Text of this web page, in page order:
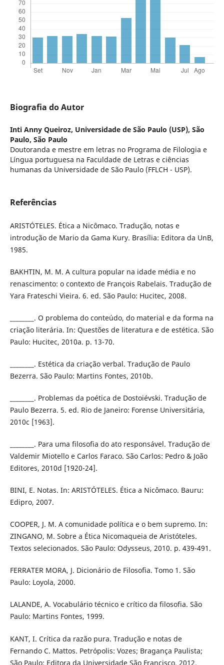
Biografia do Autor
Inti Anny Queiroz, Universidade de São Paulo (USP), São
Paulo, São Paulo
Doutoranda e mestre em letras no Programa de Filologia e
Língua portuguesa na Faculdade de Letras e ciências
humanas da Universidade de São Paulo (FFLCH - USP).
Referências
ARISTÓTELES. Ética a Nicômaco. Tradução, notas e
introdução de Mario da Gama Kury. Brasília: Editora da UnB,
1985.
BAKHTIN, M. M. A cultura popular na idade média e no
renascimento: o contexto de François Rabelais. Tradução de
Yara Frateschi Vieira. 6. ed. São Paulo: Hucitec, 2008.
________. O problema do conteúdo, do material e da forma na
criação literária. In: Questões de literatura e de estética. São
Paulo: Hucitec, 2010a. p. 13-70.
________. Estética da criação verbal. Tradução de Paulo
Bezerra. São Paulo: Martins Fontes, 2010b.
________. Problemas da poética de Dostoiévski. Tradução de
Paulo Bezerra. 5. ed. Rio de Janeiro: Forense Universitária,
2010c [1963].
________. Para uma filosofia do ato responsável. Tradução de
Valdemir Miotello e Carlos Faraco. São Carlos: Pedro & João
Editores, 2010d [1920-24].
BINI, E. Notas. In: ARISTÓTELES. Ética a Nicômaco. Bauru:
Edipro, 2007.
COOPER, J. M. A comunidade política e o bem supremo. In:
ZINGANO, M. Sobre a Ética Nicomaqueia de Aristóteles.
Textos selecionados. São Paulo: Odysseus, 2010. p. 439-491.
FERRATER MORA, J. Dicionário de Filosofia. Tomo 1. São
Paulo: Loyola, 2000.
LALANDE, A. Vocabulário técnico e crítico da filosofia. São
Paulo: Martins Fontes, 1999.
KANT, I. Crítica da razão pura. Tradução e notas de
Fernando C. Mattos. Petrópolis: Vozes; Bragança Paulista;
São Paulo: Editora da Universidade São Francisco, 2012.